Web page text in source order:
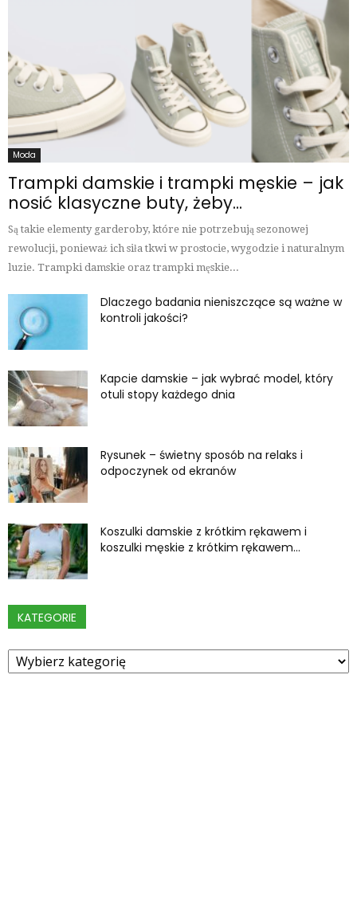
Moda
Trampki damskie i trampki męskie – jak
nosić klasyczne buty, żeby...
Są takie elementy garderoby, które nie potrzebują sezonowej
rewolucji, ponieważ ich siła tkwi w prostocie, wygodzie i naturalnym
luzie. Trampki damskie oraz trampki męskie...
Dlaczego badania nieniszczące są ważne w
kontroli jakości?
Kapcie damskie – jak wybrać model, który
otuli stopy każdego dnia
Rysunek – świetny sposób na relaks i
odpoczynek od ekranów
Koszulki damskie z krótkim rękawem i
koszulki męskie z krótkim rękawem...
KATEGORIE
Kategorie